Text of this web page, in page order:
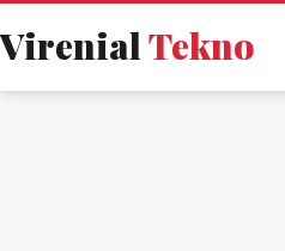
VirenialTekno